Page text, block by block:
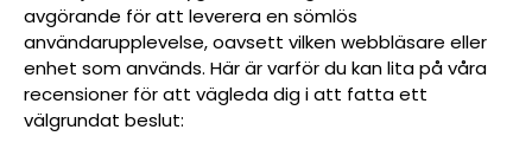
avgörande för att leverera en sömlös
användarupplevelse, oavsett vilken webbläsare eller
enhet som används. Här är varför du kan lita på våra
recensioner för att vägleda dig i att fatta ett
välgrundat beslut: